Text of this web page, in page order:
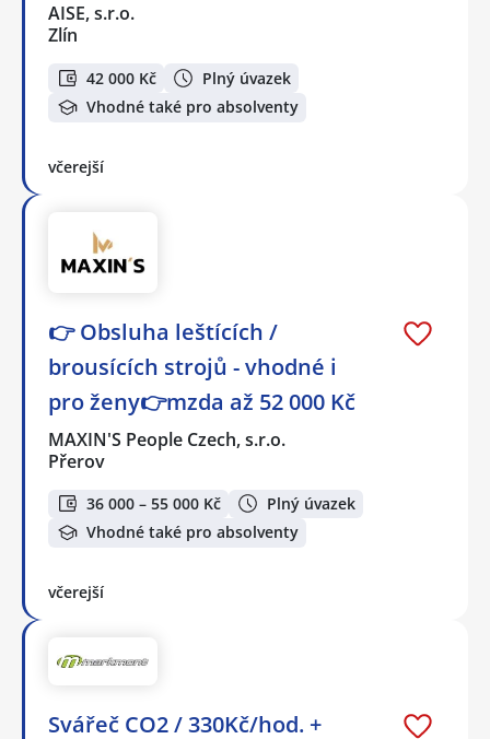
AISE, s.r.o.
Zlín
42 000 Kč
Plný úvazek
Vhodné také pro absolventy
včerejší
👉 Obsluha leštících /
brousících strojů - vhodné i
pro ženy👉mzda až 52 000 Kč
MAXIN'S People Czech, s.r.o.
Přerov
36 000 – 55 000 Kč
Plný úvazek
Vhodné také pro absolventy
včerejší
Svářeč CO2 / 330Kč/hod. +